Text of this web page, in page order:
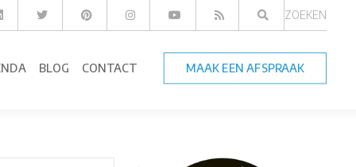
ZOEKEN
BLOG CONTACT MAAK EEN AFSPRAAK